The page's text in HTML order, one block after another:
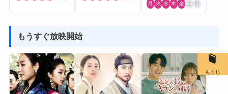
月 火 水 木 金 土 日
もうすぐ放映開始
もくじ